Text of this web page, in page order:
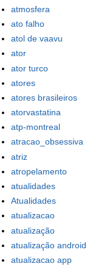
atmosfera
ato falho
atol de vaavu
ator
ator turco
atores
atores brasileiros
atorvastatina
atp-montreal
atracao_obsessiva
atriz
atropelamento
atualidades
Atualidades
atualizacao
atualização
atualização android
atualizacao app